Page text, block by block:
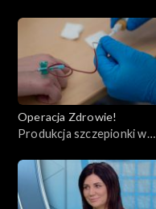
Operacja Zdrowie!
Produkcja szczepionki w